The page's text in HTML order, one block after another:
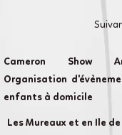
Cameron Show
Organisation
enfants à domicile
Les Mureaux et en Ile